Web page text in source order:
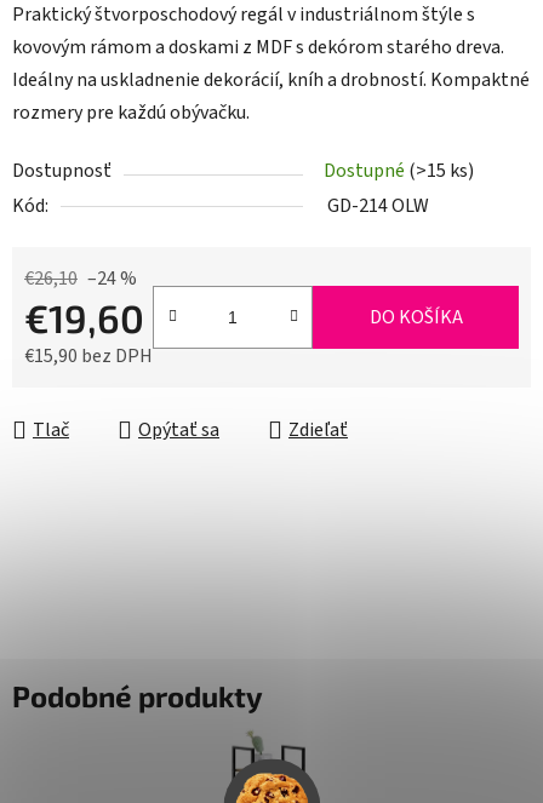
Praktický štvorposchodový regál v industriálnom štýle s
kovovým rámom a doskami z MDF s dekórom starého dreva.
Ideálny na uskladnenie dekorácií, kníh a drobností. Kompaktné
rozmery pre každú obývačku.
Dostupnosť Dostupné (>15 ks)
Kód:
GD-214 OLW
€26,10 –24 %
€19,60
€15,90 bez DPH
DO KOŠÍKA
Tlač Opýtať sa Zdieľať
Podobné produkty